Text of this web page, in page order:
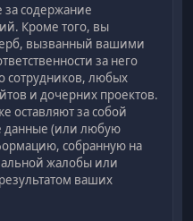
за содержание
Кроме того, вы
вызванный вашими
за него
сотрудников, любых
и дочерних проектов.
оставляют за собой
данные (или любую
собранную на
жалобы или
ваших